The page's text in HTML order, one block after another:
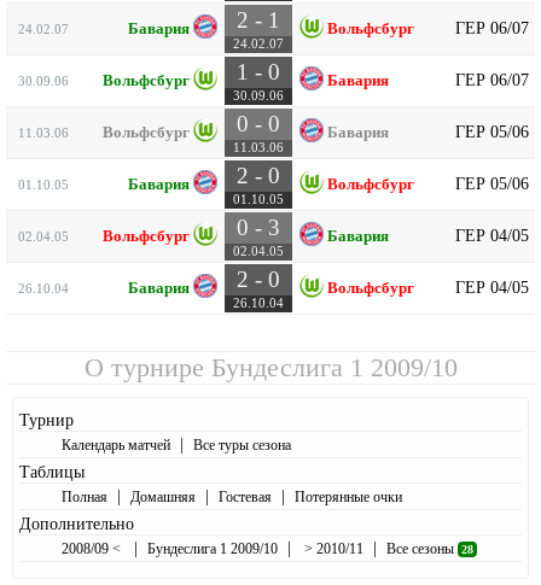
24.02.07 Бавария 2 - 1
24.02.07
Вольфсбург ГЕР 06/07
30.09.06 Вольфсбург 1 - 0
30.09.06
Бавария ГЕР 06/07
11.03.06 Вольфсбург 0 - 0
11.03.06
Бавария ГЕР 05/06
01.10.05 Бавария 2 - 0
01.10.05
Вольфсбург ГЕР 05/06
02.04.05 Вольфсбург 0 - 3
02.04.05
Бавария ГЕР 04/05
26.10.04 Бавария 2 - 0
26.10.04
Вольфсбург ГЕР 04/05
О турнире Бундеслига 1 2009/10
Турнир
Календарь матчей | Все туры сезона
Таблицы
Полная | Домашняя | Гостевая | Потерянные очки
Дополнительно
2008/09 < | Бундеслига 1 2009/10 | > 2010/11 | Все сезоны 28